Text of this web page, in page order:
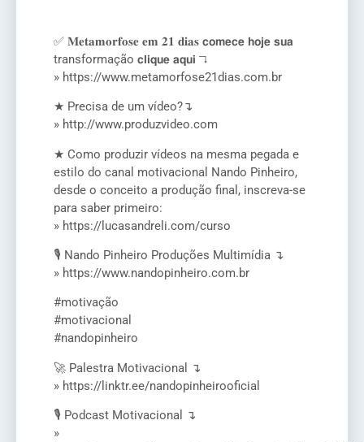
✅ 𝐌𝐞𝐭𝐚𝐦𝐨𝐫𝐟𝐨𝐬𝐞 𝐞𝐦 𝟐𝟏 𝐝𝐢𝐚𝐬 𝗰𝗼𝗺𝗲𝗰𝗲 𝗵𝗼𝗷𝗲 𝘀𝘂𝗮
transformação 𝗰𝗹𝗶𝗾𝘂𝗲 𝗮𝗾𝘂𝗶 ↴
» https://www.metamorfose21dias.com.br
★ Precisa de um vídeo?↴
» http://www.produzvideo.com
★ Como produzir vídeos na mesma pegada e
estilo do canal motivacional Nando Pinheiro,
desde o conceito a produção final, inscreva-se
para saber primeiro:
» https://lucasandreli.com/curso
🎙️ Nando Pinheiro Produções Multimídia ↴
» https://www.nandopinheiro.com.br
#motivação
#motivacional
#nandopinheiro
🚀 Palestra Motivacional ↴
» https://linktr.ee/nandopinheirooficial
🎙️ Podcast Motivacional ↴
»